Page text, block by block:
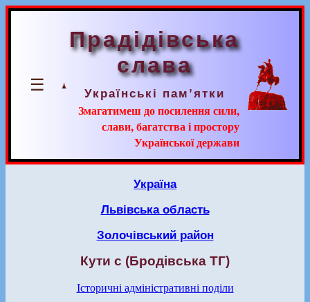
☰
Прадідівська
слава
Українські пам’ятки
Змагатимеш до посилення сили,
слави, багатства і простору
Української держави
Україна
Львівська область
Золочівський район
Кути с (Бродівська ТГ)
Історичні адміністративні поділи